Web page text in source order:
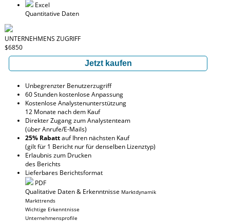
Excel
Quantitative Daten
UNTERNEHMENS ZUGRIFF
$6850
Jetzt kaufen
Unbegrenzter Benutzerzugriff
60 Stunden kostenlose Anpassung
Kostenlose Analystenunterstützung
12 Monate nach dem Kauf
Direkter Zugang zum Analystenteam
(über Anrufe/E-Mails)
25% Rabattauf Ihren nächsten Kauf
(gilt für 1 Bericht nur für denselben Lizenztyp)
Erlaubnis zum Drucken
des Berichts
Lieferbares Berichtsformat
PDF
Qualitative Daten & Erkenntnisse Marktdynamik
Markttrends
Wichtige Erkenntnisse
Unternehmensprofile